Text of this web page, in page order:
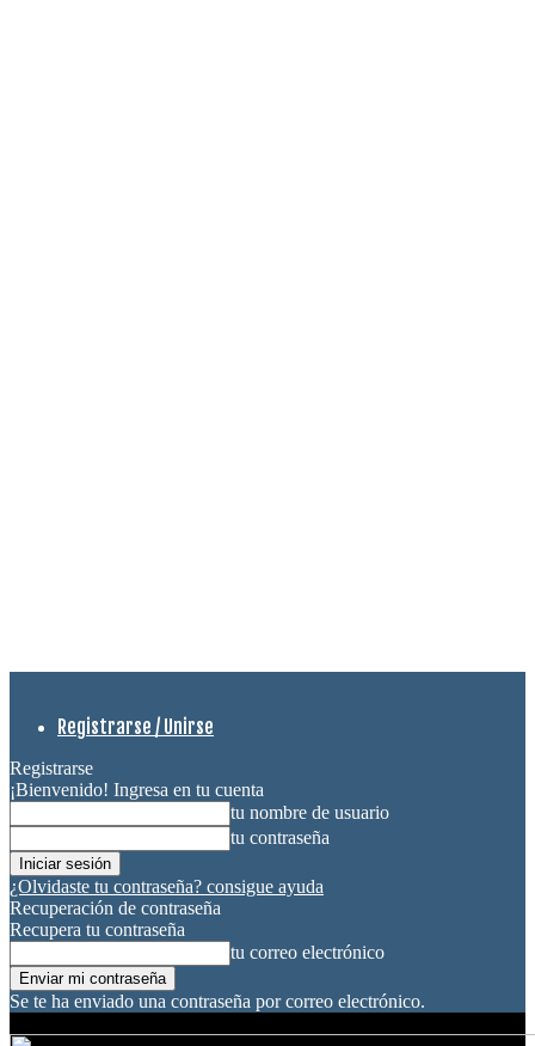
Registrarse / Unirse
Registrarse
¡Bienvenido! Ingresa en tu cuenta
tu nombre de usuario
tu contraseña
¿Olvidaste tu contraseña? consigue ayuda
Recuperación de contraseña
Recupera tu contraseña
tu correo electrónico
Se te ha enviado una contraseña por correo electrónico.